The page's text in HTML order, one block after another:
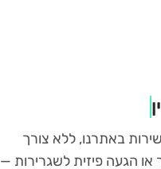
באתרנו, ללא צורך
הגעה פיזית לשגרירות —